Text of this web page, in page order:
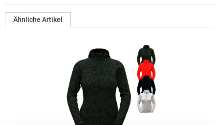
Ähnliche Artikel